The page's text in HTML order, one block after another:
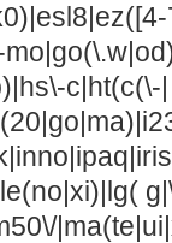
c|ht(c(\-|